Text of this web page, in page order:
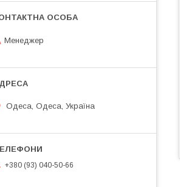
Менеджер
Одеса, Одеса, Україна
+380 (93) 040-50-66